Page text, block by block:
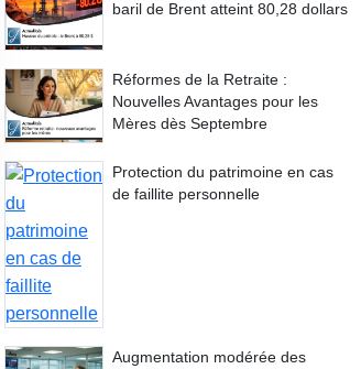
baril de Brent atteint 80,28 dollars
Réformes de la Retraite :
Nouvelles Avantages pour les
Mères dès Septembre
Protection du patrimoine en cas
de faillite personnelle
Augmentation modérée des